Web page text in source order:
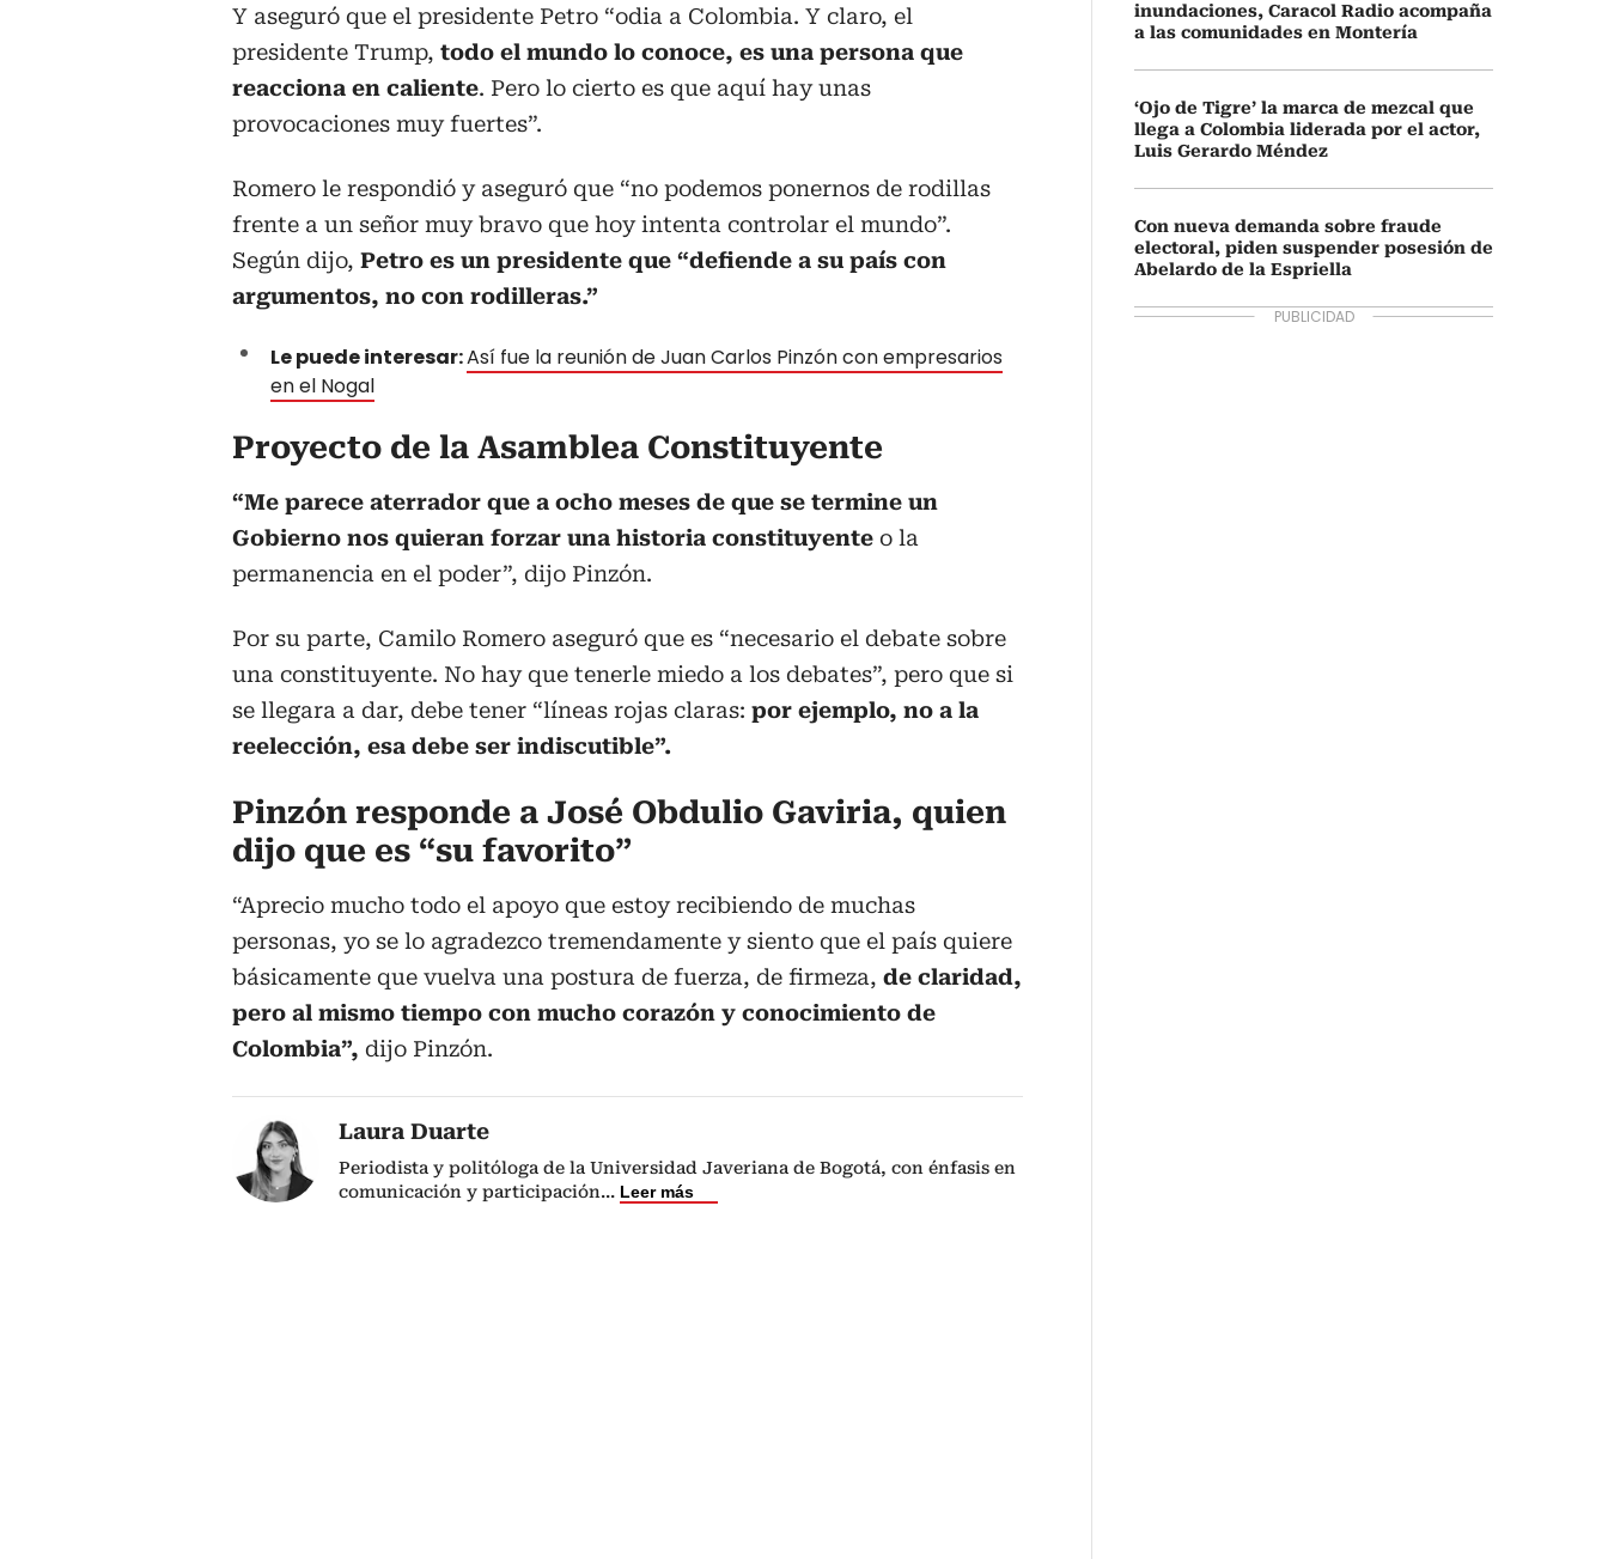
Y aseguró que el presidente Petro “odia a Colombia. Y claro, el
presidente Trump, todo el mundo lo conoce, es una persona que
reacciona en caliente. Pero lo cierto es que aquí hay unas
provocaciones muy fuertes”.
Romero le respondió y aseguró que “no podemos ponernos de rodillas
frente a un señor muy bravo que hoy intenta controlar el mundo”.
Según dijo, Petro es un presidente que “defiende a su país con
argumentos, no con rodilleras.”
Le puede interesar:Así fue la reunión de Juan Carlos Pinzón con empresarios
en el Nogal
Proyecto de la Asamblea Constituyente
“Me parece aterrador que a ocho meses de que se termine un
Gobierno nos quieran forzar una historia constituyente o la
permanencia en el poder”, dijo Pinzón.
Por su parte, Camilo Romero aseguró que es “necesario el debate sobre
una constituyente. No hay que tenerle miedo a los debates”, pero que si
se llegara a dar, debe tener “líneas rojas claras: por ejemplo, no a la
reelección, esa debe ser indiscutible”.
Pinzón responde a José Obdulio Gaviria, quien
dijo que es “su favorito”
“Aprecio mucho todo el apoyo que estoy recibiendo de muchas
personas, yo se lo agradezco tremendamente y siento que el país quiere
básicamente que vuelva una postura de fuerza, de firmeza, de claridad,
pero al mismo tiempo con mucho corazón y conocimiento de
Colombia”, dijo Pinzón.
Laura Duarte
Periodista y politóloga de la Universidad Javeriana de Bogotá, con énfasis en
comunicación y participación... Leer más
inundaciones, Caracol Radio acompaña
a las comunidades en Montería
‘Ojo de Tigre’ la marca de mezcal que
llega a Colombia liderada por el actor,
Luis Gerardo Méndez
Con nueva demanda sobre fraude
electoral, piden suspender posesión de
Abelardo de la Espriella